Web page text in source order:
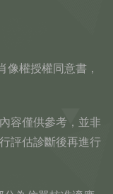
像權授權同意書，
容僅供參考，並非
評估診斷後再進行